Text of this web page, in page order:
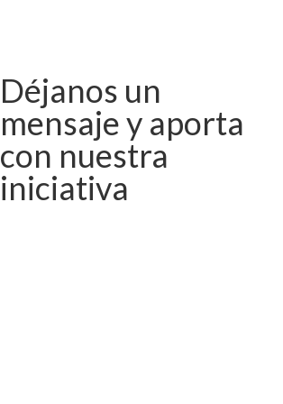
Déjanos un
mensaje y aporta
con nuestra
iniciativa